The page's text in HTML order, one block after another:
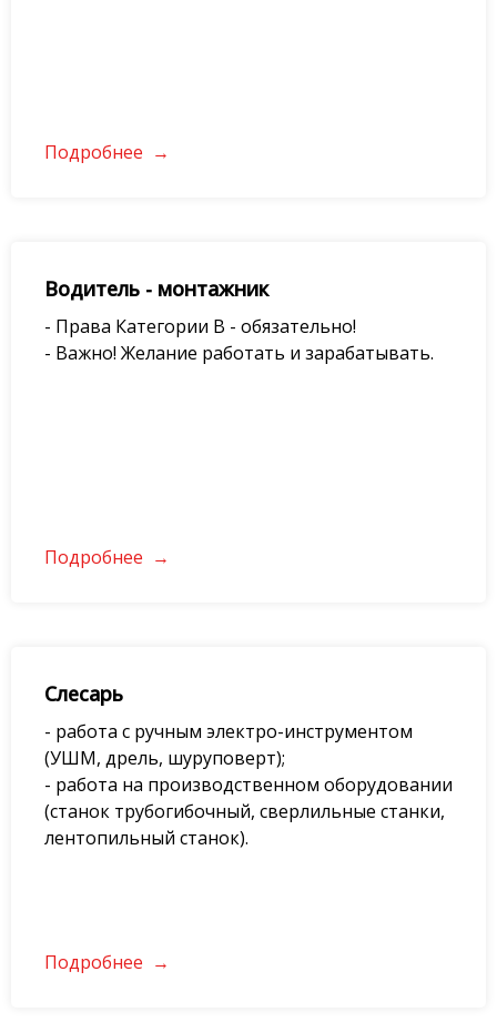
Подробнее
Водитель - монтажник
- Права Категории В - обязательно!
- Важно! Желание работать и зарабатывать.
Подробнее
Слесарь
- рабoтa c pучным электpo-инструмeнтом
(УШМ, дрель, шуруповерт);
- работа на производственном оборудовании
(станок трубогибочный, сверлильные станки,
лентопильный станок).
Подробнее